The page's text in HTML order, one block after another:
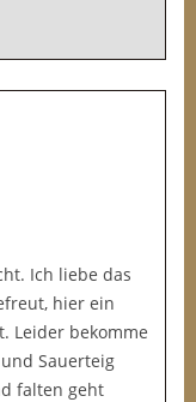
Ich liebe das
hier ein
Leider bekomme
Sauerteig
falten geht